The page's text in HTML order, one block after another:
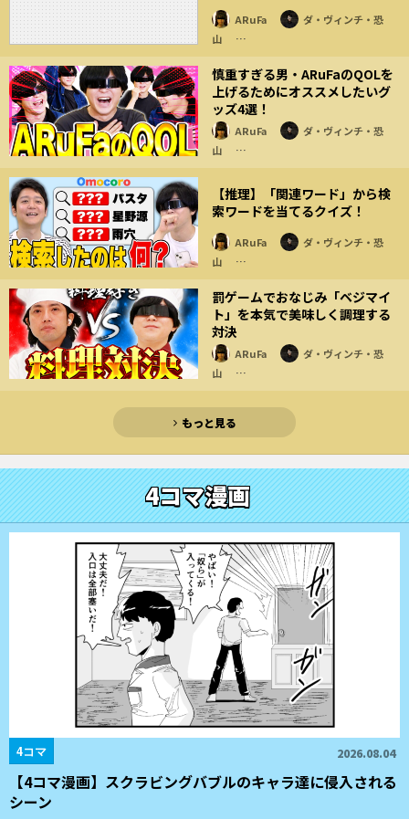
ARuFa
ダ・ヴィンチ・恐
山
…
慎重すぎる男・ARuFaのQOLを
上げるためにオススメしたいグ
ッズ4選！
ARuFa
ダ・ヴィンチ・恐
山
…
【推理】「関連ワード」から検
索ワードを当てるクイズ！
ARuFa
ダ・ヴィンチ・恐
山
…
罰ゲームでおなじみ「ベジマイ
ト」を本気で美味しく調理する
対決
ARuFa
ダ・ヴィンチ・恐
山
…
もっと見る
4コマ漫画
4コマ 2026.08.04
【4コマ漫画】スクラビングバブルのキャラ達に侵入される
シーン